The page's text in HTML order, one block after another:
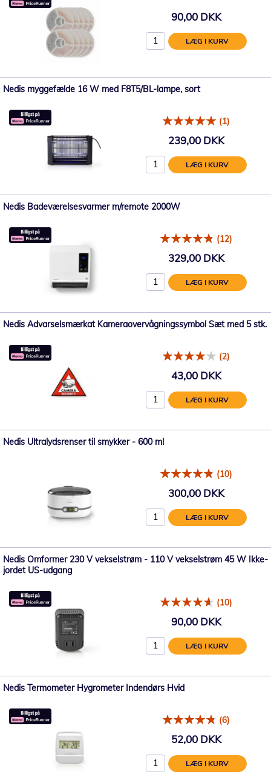
90,00 DKK
LÆG I KURV
Nedis myggefælde 16 W med F8T5/BL-lampe, sort
(1)
239,00 DKK
LÆG I KURV
Nedis Badeværelsesvarmer m/remote 2000W
(12)
329,00 DKK
LÆG I KURV
Nedis Advarselsmærkat Kameraovervågningssymbol Sæt med 5 stk.
(2)
43,00 DKK
LÆG I KURV
Nedis Ultralydsrenser til smykker - 600 ml
(10)
300,00 DKK
LÆG I KURV
Nedis Omformer 230 V vekselstrøm - 110 V vekselstrøm 45 W Ikke-
jordet US-udgang
(10)
90,00 DKK
LÆG I KURV
Nedis Termometer Hygrometer Indendørs Hvid
(6)
52,00 DKK
LÆG I KURV